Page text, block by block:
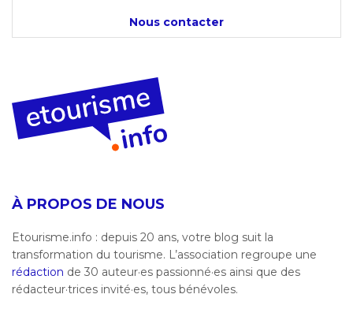
Nous contacter
À PROPOS DE NOUS
Etourisme.info : depuis 20 ans, votre blog suit la
transformation du tourisme. L’association regroupe une
rédaction de 30 auteur·es passionné·es ainsi que des
rédacteur·trices invité·es, tous bénévoles.